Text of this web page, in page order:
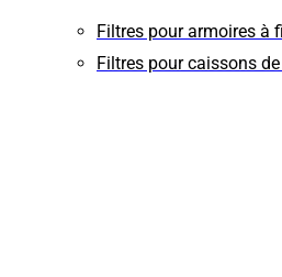
Filtres pour armoires à
Filtres pour caissons